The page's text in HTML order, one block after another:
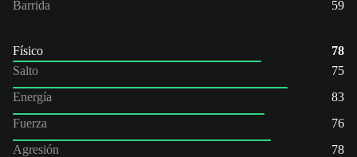
Barrida
59
Físico
78
Salto
75
Energía
83
Fuerza
76
Agresión
78